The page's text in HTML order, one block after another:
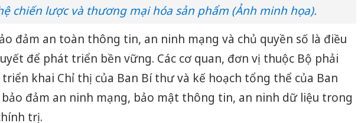
chiến lược và thương mại hóa sản phẩm (Ảnh minh họa).
đảm an toàn thông tin, an ninh mạng và chủ quyền số là điều
để phát triển bền vững. Các cơ quan, đơn vị thuộc Bộ phải
khai Chỉ thị của Ban Bí thư và kế hoạch tổng thể của Ban
bảo đảm an ninh mạng, bảo mật thông tin, an ninh dữ liệu trong
trị.